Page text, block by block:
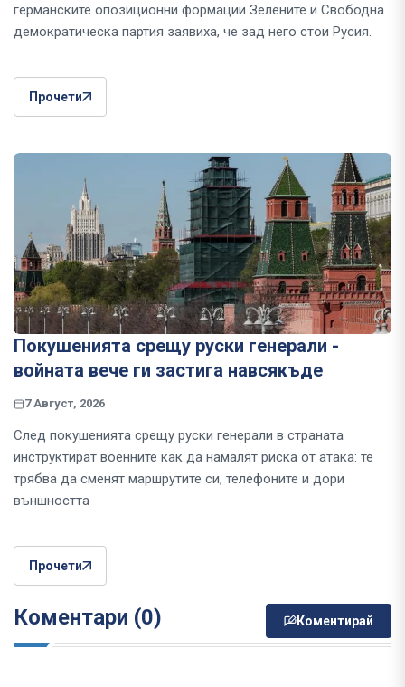
германските опозиционни формации Зелените и Свободна
демократическа партия заявиха, че зад него стои Русия.
Прочети
Покушенията срещу руски генерали -
войната вече ги застига навсякъде
7 Август, 2026
След покушенията срещу руски генерали в страната
инструктират военните как да намалят риска от атака: те
трябва да сменят маршрутите си, телефоните и дори
външността
Прочети
Коментари (0) Коментирай